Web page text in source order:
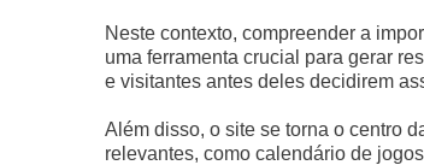
Neste contexto, compreender a
uma ferramenta crucial para gerar
e visitantes antes deles decidirem
Além disso, o site se torna o centro
relevantes, como calendário de